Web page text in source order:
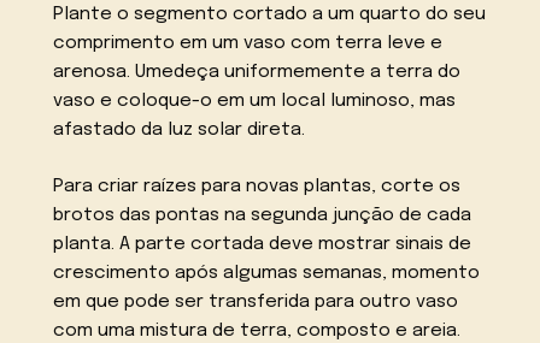
Plante o segmento cortado a um quarto do seu
comprimento em um vaso com terra leve e
arenosa. Umedeça uniformemente a terra do
vaso e coloque-o em um local luminoso, mas
afastado da luz solar direta.
Para criar raízes para novas plantas, corte os
brotos das pontas na segunda junção de cada
planta. A parte cortada deve mostrar sinais de
crescimento após algumas semanas, momento
em que pode ser transferida para outro vaso
com uma mistura de terra, composto e areia.